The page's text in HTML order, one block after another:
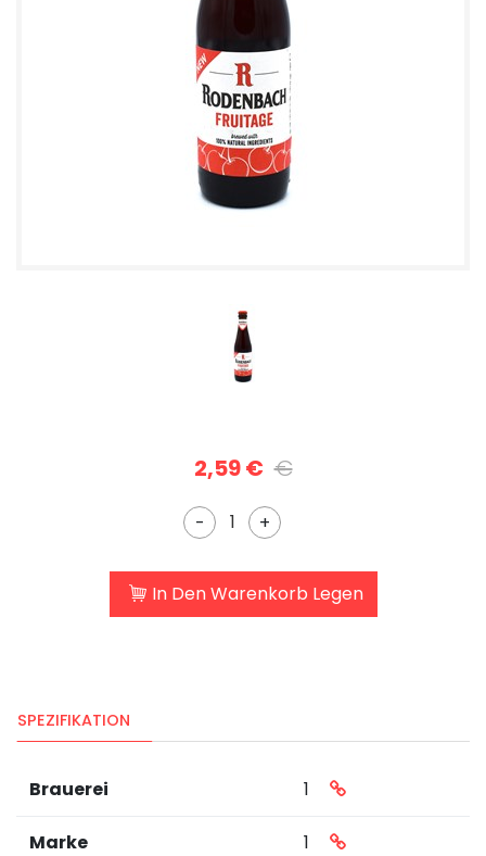
2,59 € €
- +
In Den Warenkorb Legen
SPEZIFIKATION
Brauerei 1
Marke 1